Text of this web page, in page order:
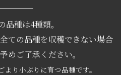
品種は4種類。
ての品種を収穫できない場合
めご了承ください。
り小ぶりに育つ品種です。